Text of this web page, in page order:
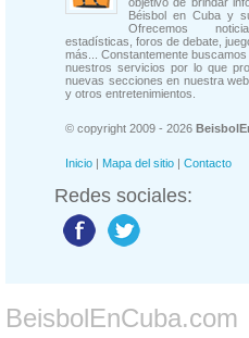
Béisbol en Cuba y
Ofrecemos
estadísticas, foros de debate,
más... Constantemente
nuestros servicios por lo que
nuevas secciones en nuestra
y otros entretenimientos.
© copyright 2009 - 2026
Inicio | Mapa del sitio | Contacto
Redes sociales: